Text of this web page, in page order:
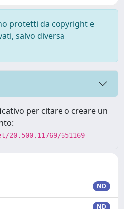
protetti da copyright e
salvo diversa
per citare o creare un
651169
ND
ND